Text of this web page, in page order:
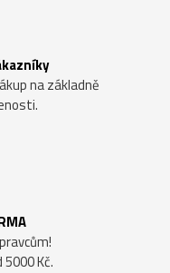
na základně
Kč.